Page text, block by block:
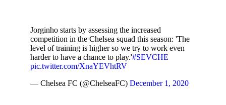
Jorginho starts by assessing the increased
competition in the Chelsea squad this season: 'The
level of training is higher so we try to work even
harder to have a chance to play.'#SEVCHE
pic.twitter.com/XnaYEVhtRV
— Chelsea FC (@ChelseaFC) December 1, 2020